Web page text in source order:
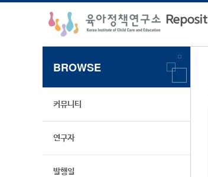
BROWSE
커뮤니티
연구자
발행일